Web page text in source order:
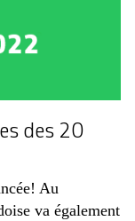
des 20
Au
va également